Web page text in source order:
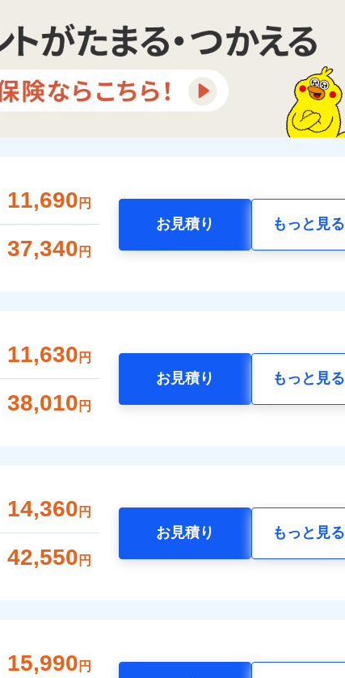
11,690 円
37,340 円
お見積り もっと見る
11,630 円
38,010 円
お見積り もっと見る
14,360 円
42,550 円
お見積り もっと見る
15,990 円